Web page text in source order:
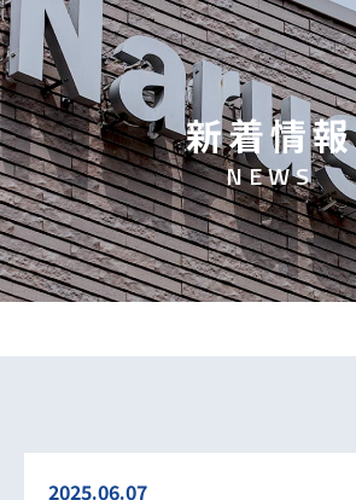
新着情報
NEWS
2025.06.07